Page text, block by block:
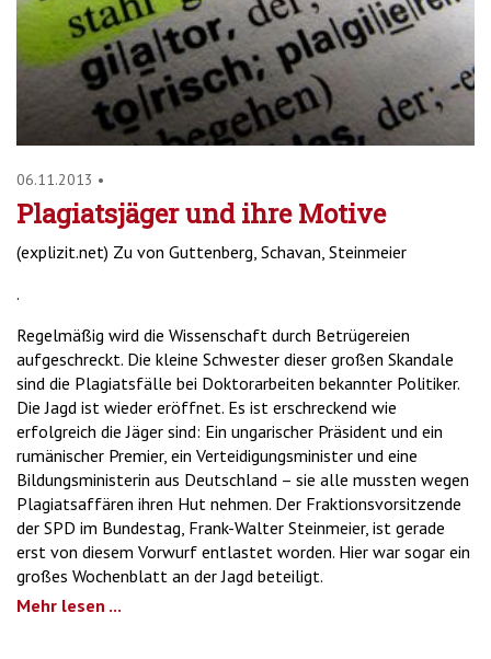
06.11.2013 •
Plagiatsjäger und ihre Motive
(explizit.net) Zu von Guttenberg, Schavan, Steinmeier
.
Regelmäßig wird die Wissenschaft durch Betrügereien
aufgeschreckt. Die kleine Schwester dieser großen Skandale
sind die Plagiatsfälle bei Doktorarbeiten bekannter Politiker.
Die Jagd ist wieder eröffnet. Es ist erschreckend wie
erfolgreich die Jäger sind: Ein ungarischer Präsident und ein
rumänischer Premier, ein Verteidigungsminister und eine
Bildungsministerin aus Deutschland – sie alle mussten wegen
Plagiatsaffären ihren Hut nehmen. Der Fraktionsvorsitzende
der SPD im Bundestag, Frank-Walter Steinmeier, ist gerade
erst von diesem Vorwurf entlastet worden. Hier war sogar ein
großes Wochenblatt an der Jagd beteiligt.
Mehr lesen ...